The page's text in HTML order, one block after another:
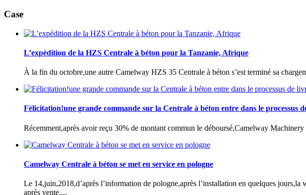
Case
L’expédition de la HZS Centrale à béton pour la Tanzanie, Afrique
À la fin du octobre,une autre Camelway HZS 35 Centrale à béton s’est terminé sa
Félicitation!une grande commande sur la Centrale à béton entre dans le processus
Récemment,après avoir reçu 30% de montant commun le déboursé,Camelway
Camelway Centrale à béton se met en service en pologne
Le 14,juin,2018,d’après l’information de pologne,après l’installation en quelques
après vente....